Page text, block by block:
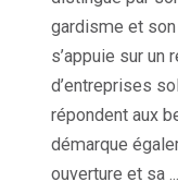
gardisme et
s’appuie sur un
d’entreprises
répondent aux
démarque
ouverture et sa ...